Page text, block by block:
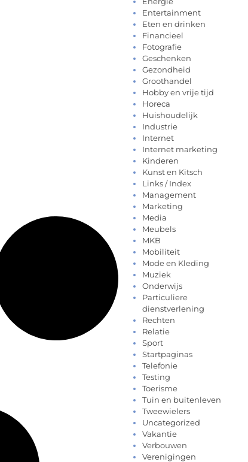
Entertainment
Eten en drinken
Financieel
Fotografie
Geschenken
Gezondheid
Groothandel
Hobby en vrije tijd
Horeca
Huishoudelijk
Industrie
Internet
Internet marketing
Kinderen
Kunst en Kitsch
Links / Index
Management
Marketing
Media
Meubels
MKB
Mobiliteit
Mode en Kleding
Muziek
Onderwijs
Particuliere
dienstverlening
Rechten
Relatie
Sport
Startpaginas
Telefonie
Testing
Toerisme
Tuin en buitenleven
Tweewielers
Uncategorized
Vakantie
Verbouwen
Verenigingen